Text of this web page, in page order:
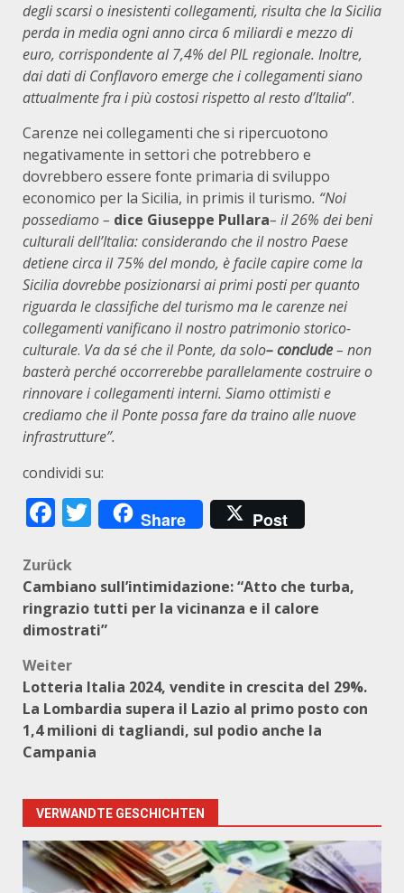
degli scarsi o inesistenti collegamenti, risulta che la Sicilia
perda in media ogni anno circa 6 miliardi e mezzo di
euro, corrispondente al 7,4% del PIL regionale. Inoltre,
dai dati di Conflavoro emerge che i collegamenti siano
attualmente fra i più costosi rispetto al resto d’Italia”.
Carenze nei collegamenti che si ripercuotono
negativamente in settori che potrebbero e
dovrebbero essere fonte primaria di sviluppo
economico per la Sicilia, in primis il turismo. “Noi
possediamo – dice Giuseppe Pullara– il 26% dei beni
culturali dell’Italia: considerando che il nostro Paese
detiene circa il 75% del mondo, è facile capire come la
Sicilia dovrebbe posizionarsi ai primi posti per quanto
riguarda le classifiche del turismo ma le carenze nei
collegamenti vanificano il nostro patrimonio storico-
culturale. Va da sé che il Ponte, da solo– conclude– non
basterà perché occorrerebbe parallelamente costruire o
rinnovare i collegamenti interni. Siamo ottimisti e
crediamo che il Ponte possa fare da traino alle nuove
infrastrutture”.
condividi su:
Facebook
Twitter
Share Post
Beitragsnavigation
Zurück
Cambiano sull’intimidazione: “Atto che turba,
ringrazio tutti per la vicinanza e il calore
dimostrati”
Weiter
Lotteria Italia 2024, vendite in crescita del 29%.
La Lombardia supera il Lazio al primo posto con
1,4 milioni di tagliandi, sul podio anche la
Campania
VERWANDTE GESCHICHTEN